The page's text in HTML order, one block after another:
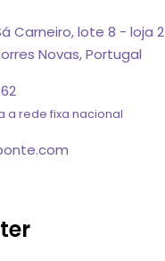
Carneiro, lote 8 - loja 2
Novas, Portugal
a rede fixa nacional